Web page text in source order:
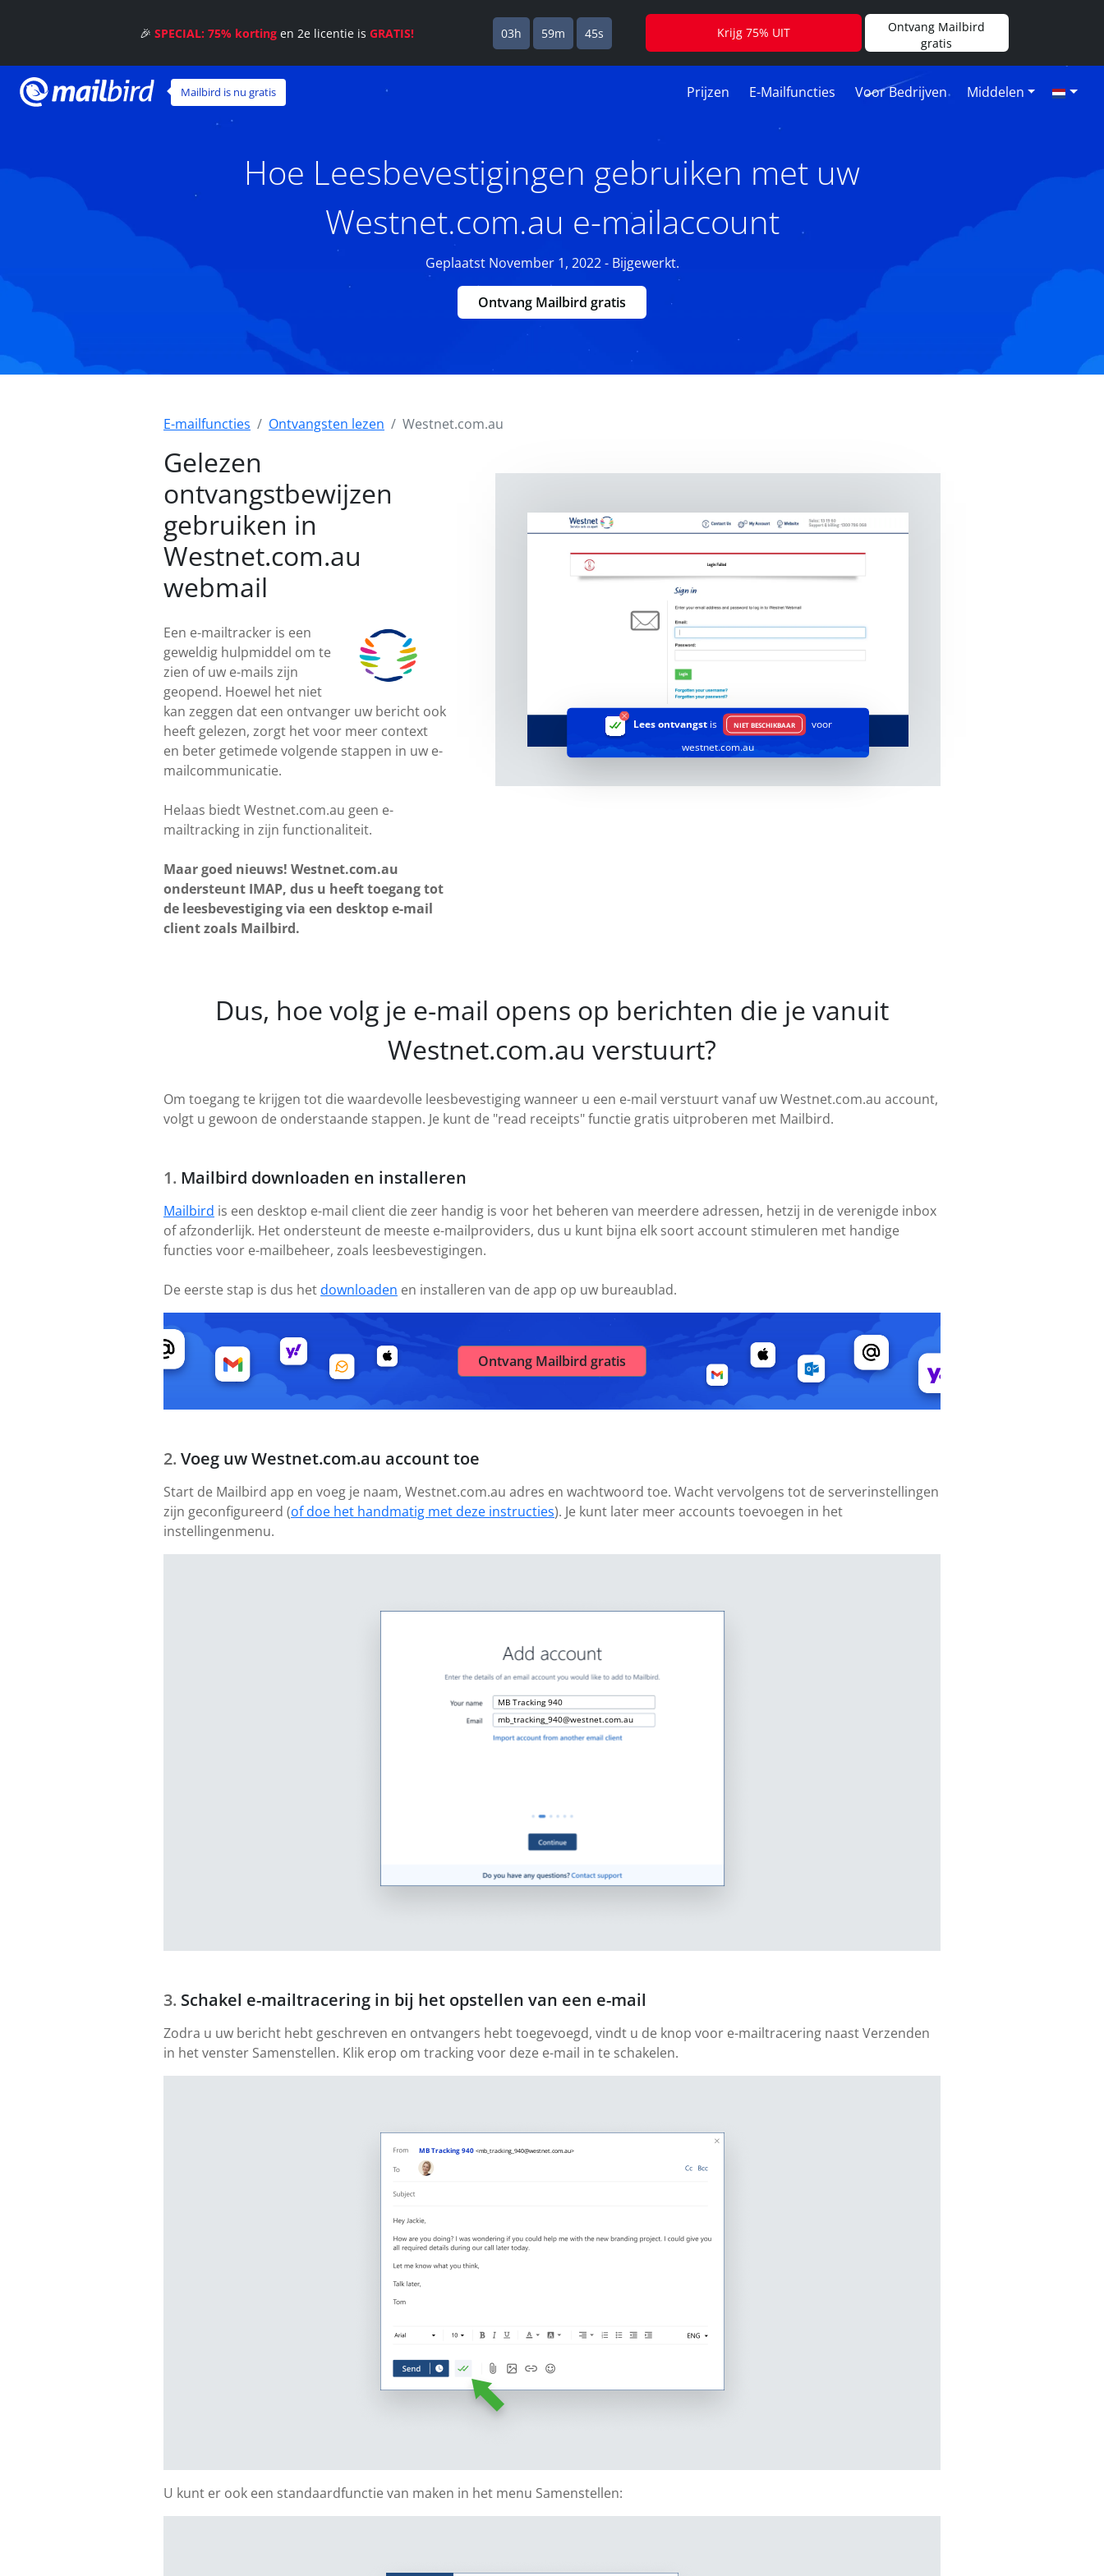
Mailbird is nu gratis Prijzen E-Mailfuncties Voor Bedrijven Middelen
Hoe Leesbevestigingen gebruiken met uw
Westnet.com.au e-mailaccount
Geplaatst November 1, 2022 - Bijgewerkt.
Ontvang Mailbird gratis
E-mailfuncties Ontvangsten lezen Westnet.com.au
Gelezen
ontvangstbewijzen
gebruiken in
Westnet.com.au
webmail
Een e-mailtracker is een
geweldig hulpmiddel om te
zien of uw e-mails zijn
geopend. Hoewel het niet
kan zeggen dat een ontvanger uw bericht ook
heeft gelezen, zorgt het voor meer context
en beter getimede volgende stappen in uw e-
mailcommunicatie.
Helaas biedt Westnet.com.au geen e-
mailtracking in zijn functionaliteit.
Maar goed nieuws! Westnet.com.au
ondersteunt IMAP, dus u heeft toegang tot
de leesbevestiging via een desktop e-mail
client zoals Mailbird.
Lees ontvangst is NIET BESCHIKBAAR
voor
westnet.com.au
Dus, hoe volg je e-mail opens op berichten die je vanuit
Westnet.com.au verstuurt?
Om toegang te krijgen tot die waardevolle leesbevestiging wanneer u een e-mail verstuurt vanaf uw Westnet.com.au account,
volgt u gewoon de onderstaande stappen. Je kunt de "read receipts" functie gratis uitproberen met Mailbird.
Mailbird downloaden en installeren
Mailbird is een desktop e-mail client die zeer handig is voor het beheren van meerdere adressen, hetzij in de verenigde inbox
of afzonderlijk. Het ondersteunt de meeste e-mailproviders, dus u kunt bijna elk soort account stimuleren met handige
functies voor e-mailbeheer, zoals leesbevestigingen.
De eerste stap is dus het downloaden en installeren van de app op uw bureaublad.
Ontvang Mailbird gratis
Voeg uw Westnet.com.au account toe
Start de Mailbird app en voeg je naam, Westnet.com.au adres en wachtwoord toe. Wacht vervolgens tot de serverinstellingen
zijn geconfigureerd (of doe het handmatig met deze instructies). Je kunt later meer accounts toevoegen in het
instellingenmenu.
MB Tracking 940
mb_tracking_940@westnet.com.au
Schakel e-mailtracering in bij het opstellen van een e-mail
Zodra u uw bericht hebt geschreven en ontvangers hebt toegevoegd, vindt u de knop voor e-mailtracering naast Verzenden
in het venster Samenstellen. Klik erop om tracking voor deze e-mail in te schakelen.
MB Tracking 940 <mb_tracking_940@westnet.com.au>
U kunt er ook een standaardfunctie van maken in het menu Samenstellen:
🎉SPECIAL: 75% korting en 2e licentie isGRATIS! 03h 59m 44s Krijg 75% UIT
Ontvang Mailbird
gratis